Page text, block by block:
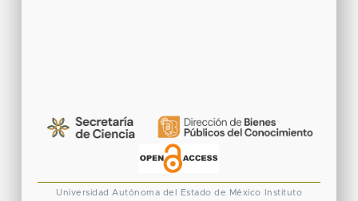
Universidad Autónoma del Estado de México
Instituto